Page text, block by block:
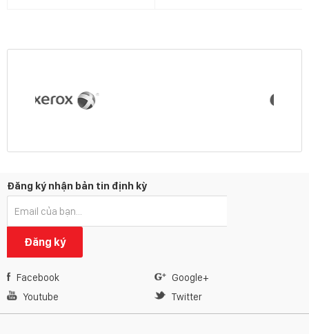
Đăng ký nhận bản tin định kỳ
Đăng ký
Facebook
Google+
Youtube
Twitter